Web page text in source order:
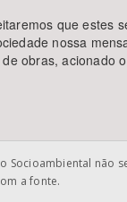
que estes
nossa
obras, acionado
Socioambiental não
a fonte.